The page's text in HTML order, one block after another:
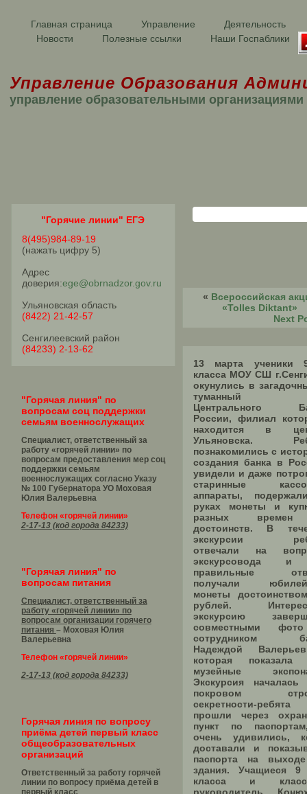
Главная страница Управление
Деятельность
Новости
Полезные ссылки Наши Госпаблики
Управление Образования
управление образовательными организациями
"Горячие линии" ЕГЭ
8(495)984-89-19
(нажать цифру 5)
Адрес
доверия:ege@obrnadzor.gov.ru
Ульяновская область
(8422) 21-42-57
Сенгилеевский район
(84233) 2-13-62
"Горячая линия" по
вопросам соц поддержки
семьям военнослужащих
Специалист, ответственный за
работу «горячей линии» по
вопросам предоставления мер соц
поддержки семьям
военнослужащих согласно Указу
№ 100 Губернатора УОМоховая
Юлия Валерьевна
Телефон «горячей линии»
2-17-13 (код города 84233)
"Горячая линия" по
вопросам питания
Специалист, ответственный за
работу «горячей линии» по
вопросам организации горячего
питания – Моховая Юлия
Валерьевна
Телефон «горячей линии»
2-17-13 (код города 84233)
Горячая линия по вопросу
приёма детей первый класс
общеобразовательных
организаций
Ответственный за работу горячей
линии по вопросу приёма детей в
первый класс
« Всероссийская
«Tolles Diktant»
Next
13 марта ученики
класса МОУ СШ
окунулись в
туманный
Центрального
России, филиал
находится в
Ульяновска.
познакомились с
создания банка в
увидели и даже
старинные
аппараты,
руках монеты и
разных
достоинств. В
экскурсии
отвечали на
экскурсовода
правильные
получали
монеты
рублей.
экскурсию
совместными
сотрудником
Надеждой
которая показала
музейные
Экскурсия началась
покровом
секретности-ребята
прошли через
пункт по
очень удивились,
доставали и
паспорта на
здания. Учащиеся
класса и